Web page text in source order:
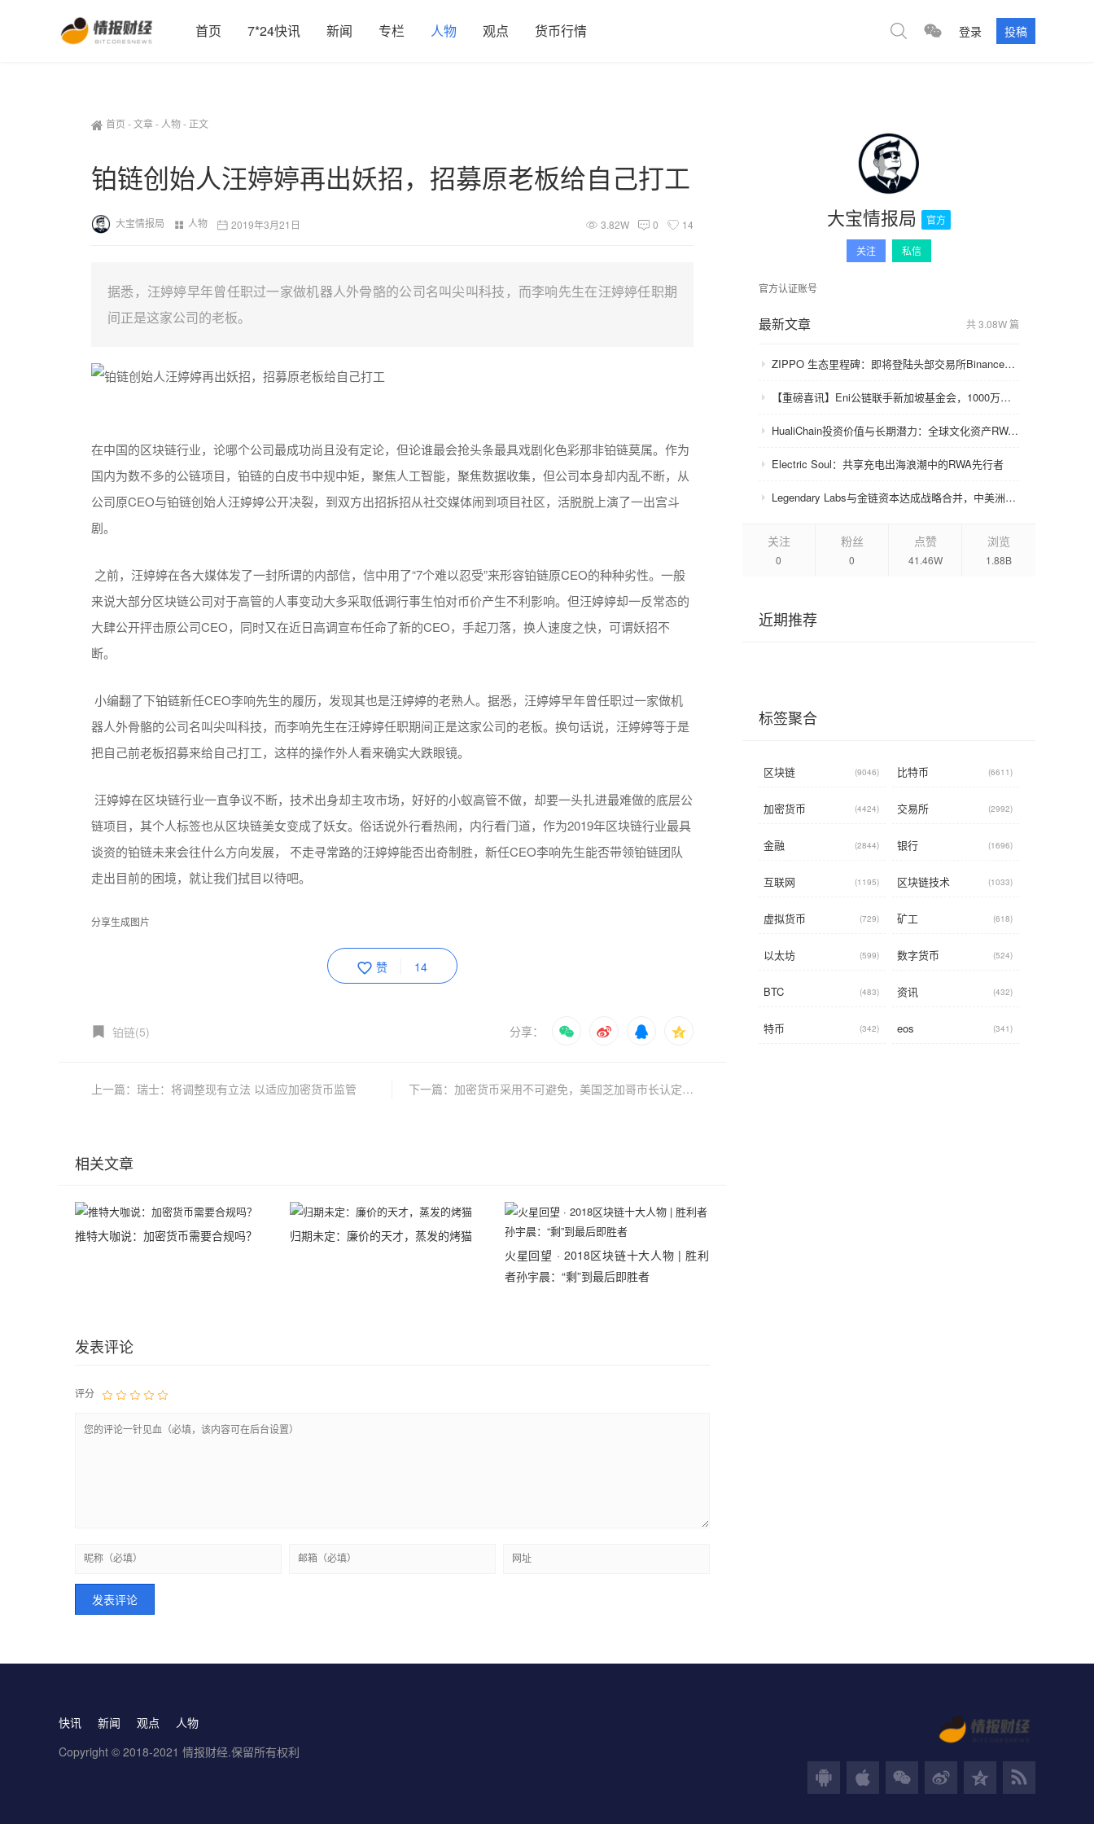
首页 7*24快讯 新闻 专栏 人物 观点 货币行情 登录 投稿
首页 -文章- 人物- 正文
铂链创始人汪婷婷再出妖招，招募原老板给自己打工
大宝情报局 人物 2019年3月21日 3.82W 0 14
据悉，汪婷婷早年曾任职过一家做机器人外骨骼的公司名叫尖叫科技，而李响先生在汪婷婷任职期
间正是这家公司的老板。
在中国的区块链行业，论哪个公司最成功尚且没有定论，但论谁最会抢头条最具戏剧化色彩那非铂链莫属。作为
国内为数不多的公链项目，铂链的白皮书中规中矩，聚焦人工智能，聚焦数据收集，但公司本身却内乱不断，从
公司原CEO与铂链创始人汪婷婷公开决裂，到双方出招拆招从社交媒体闹到项目社区，活脱脱上演了一出宫斗
剧。
之前，汪婷婷在各大媒体发了一封所谓的内部信，信中用了“7个难以忍受”来形容铂链原CEO的种种劣性。一般
来说大部分区块链公司对于高管的人事变动大多采取低调行事生怕对币价产生不利影响。但汪婷婷却一反常态的
大肆公开抨击原公司CEO，同时又在近日高调宣布任命了新的CEO，手起刀落，换人速度之快，可谓妖招不
断。
小编翻了下铂链新任CEO李响先生的履历，发现其也是汪婷婷的老熟人。据悉，汪婷婷早年曾任职过一家做机
器人外骨骼的公司名叫尖叫科技，而李响先生在汪婷婷任职期间正是这家公司的老板。换句话说，汪婷婷等于是
把自己前老板招募来给自己打工，这样的操作外人看来确实大跌眼镜。
汪婷婷在区块链行业一直争议不断，技术出身却主攻市场，好好的小蚁高管不做，却要一头扎进最难做的底层公
链项目，其个人标签也从区块链美女变成了妖女。俗话说外行看热闹，内行看门道，作为2019年区块链行业最具
谈资的铂链未来会往什么方向发展， 不走寻常路的汪婷婷能否出奇制胜，新任CEO李响先生能否带领铂链团队
走出目前的困境，就让我们拭目以待吧。
分享生成图片
赞 14
铂链(5) 分享：
上一篇：瑞士：将调整现有立法 以适应加密货币监管 下一篇：加密货币采用不可避免，美国芝加哥市长认定未来会出现另外一种货币
相关文章
推特大咖说：加密货币需要合规吗？
归期未定：廉价的天才，蒸发的烤猫
火星回望 · 2018区块链十大人物 | 胜利
者孙宇晨：“剩”到最后即胜者
发表评论
评分
大宝情报局 官方
关注 私信
官方认证账号
最新文章 共 3.08W 篇
ZIPPO 生态里程碑：即将登陆头部交易所Binance，GameFi 与通缩模型开启价值飞轮
【重磅喜讯】Eni公链联手新加坡基金会，1000万美金赋能众环CRC！
HualiChain投资价值与长期潜力：全球文化资产RWA赛道的基础设施级机会正在形成
Electric Soul：共享充电出海浪潮中的RWA先行者
Legendary Labs与金链资本达成战略合并，中美洲牌照加持助力生态升级
关注
0
粉丝
0
点赞
41.46W
浏览
1.88B
近期推荐
标签聚合
区块链 (9046) 比特币 (6611)
加密货币 (4424) 交易所 (2992)
金融 (2844) 银行 (1696)
互联网 (1195) 区块链技术 (1033)
虚拟货币 (729) 矿工 (618)
以太坊 (599) 数字货币 (524)
BTC (483) 资讯 (432)
特币 (342) eos (341)
快讯 新闻 观点
人物
Copyright © 2018-2021 情报财经.保留所有权利